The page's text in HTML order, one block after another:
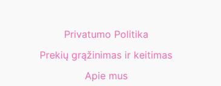
Privatumo Politika
Prekių grąžinimas ir keitimas
Apie mus